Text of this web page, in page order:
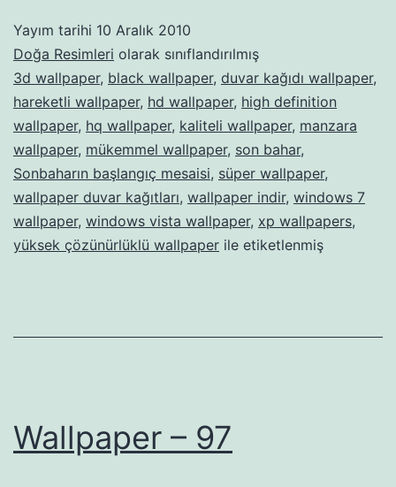
Yayım tarihi 10 Aralık 2010
Doğa Resimleri olarak sınıflandırılmış
3d wallpaper, black wallpaper, duvar kağıdı wallpaper,
hareketli wallpaper, hd wallpaper, high definition
wallpaper, hq wallpaper, kaliteli wallpaper, manzara
wallpaper, mükemmel wallpaper, son bahar,
Sonbaharın başlangıç mesaisi, süper wallpaper,
wallpaper duvar kağıtları, wallpaper indir, windows 7
wallpaper, windows vista wallpaper, xp wallpapers,
yüksek çözünürlüklü wallpaper ile etiketlenmiş
Wallpaper – 97